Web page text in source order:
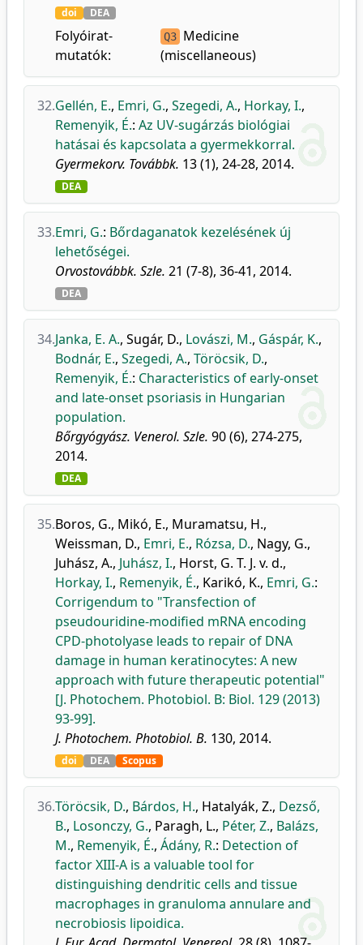
doi DEA
Folyóirat-
mutatók:
Q3 Medicine
(miscellaneous)
32.Gellén, E., Emri, G., Szegedi, A., Horkay, I.,
Remenyik, É.: Az UV-sugárzás biológiai
hatásai és kapcsolata a gyermekkorral.
Gyermekorv. Továbbk. 13 (1), 24-28, 2014.
DEA
33.Emri, G.: Bőrdaganatok kezelésének új
lehetőségei.
Orvostovábbk. Szle. 21 (7-8), 36-41, 2014.
DEA
34.Janka, E. A., Sugár, D., Lovászi, M., Gáspár, K.,
Bodnár, E., Szegedi, A., Töröcsik, D.,
Remenyik, É.: Characteristics of early-onset
and late-onset psoriasis in Hungarian
population.
Bőrgyógyász. Venerol. Szle. 90 (6), 274-275,
2014.
DEA
35.Boros, G., Mikó, E., Muramatsu, H.,
Weissman, D., Emri, E., Rózsa, D., Nagy, G.,
Juhász, A., Juhász, I., Horst, G. T. J. v. d.,
Horkay, I., Remenyik, É., Karikó, K., Emri, G.:
Corrigendum to "Transfection of
pseudouridine-modified mRNA encoding
CPD-photolyase leads to repair of DNA
damage in human keratinocytes: A new
approach with future therapeutic potential"
[J. Photochem. Photobiol. B: Biol. 129 (2013)
93-99].
J. Photochem. Photobiol. B. 130, 2014.
doi DEA Scopus
36.Töröcsik, D., Bárdos, H., Hatalyák, Z., Dezső,
B., Losonczy, G., Paragh, L., Péter, Z., Balázs,
M., Remenyik, É., Ádány, R.: Detection of
factor XIII-A is a valuable tool for
distinguishing dendritic cells and tissue
macrophages in granuloma annulare and
necrobiosis lipoidica.